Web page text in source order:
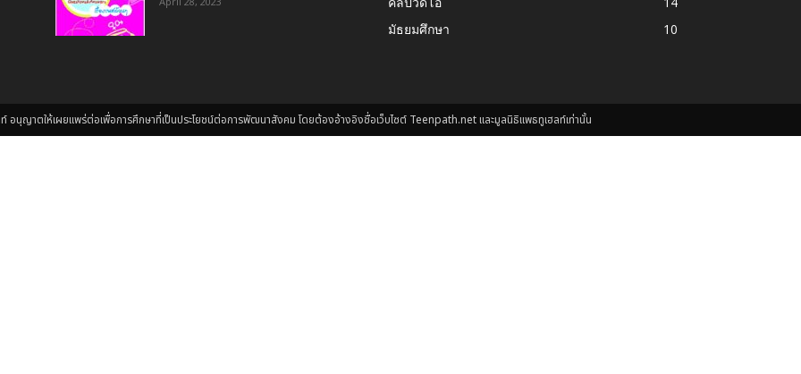
มัธยมศึกษา
10
ญาตให้เผยแพร่ต่อเพื่อการศึกษาที่เป็นประโยชน์ต่อการพัฒนาสังคม โดยต้องอ้างอิงชื่อเว็บไซต์ Teenpath.net และมูลนิธิแพธทูเฮลท์เท่านั้น